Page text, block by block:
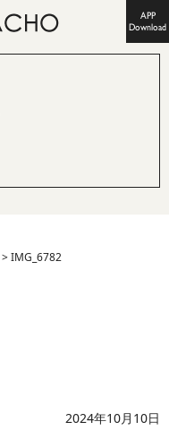
APP
Download
>IMG_6782
2024年10月10日